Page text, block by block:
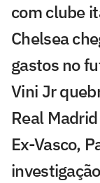
com clube
Chelsea
gastos no
Vini Jr
Real Madrid
Ex-Vasco,